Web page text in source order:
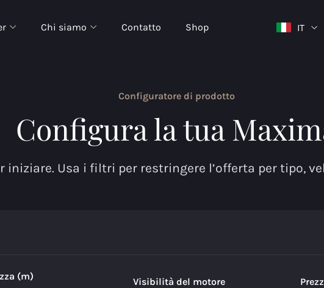
Chi siamo Contatto Shop IT
Configuratore di prodotto
Configura la tua
iniziare. Usa i filtri per restringere l’offerta per tipo,
(m) Visibilità del motore